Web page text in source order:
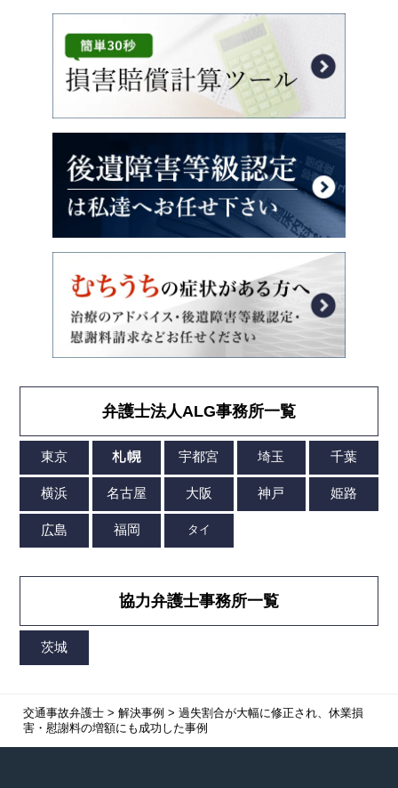
弁護士法人ALG事務所一覧
協力弁護士事務所一覧
交通事故弁護士> 解決事例 > 過失割合が大幅に修正され、休業損
害・慰謝料の増額にも成功した事例